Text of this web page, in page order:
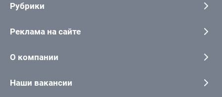
Рубрики
Реклама на сайте
О компании
Наши вакансии